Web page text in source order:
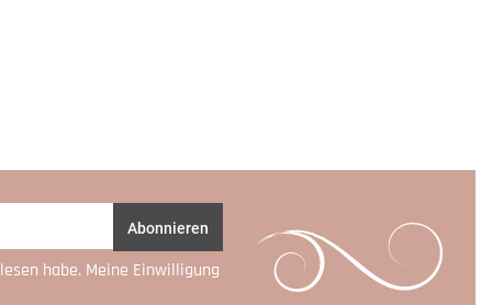
Abonnieren
habe. Meine Einwilligung